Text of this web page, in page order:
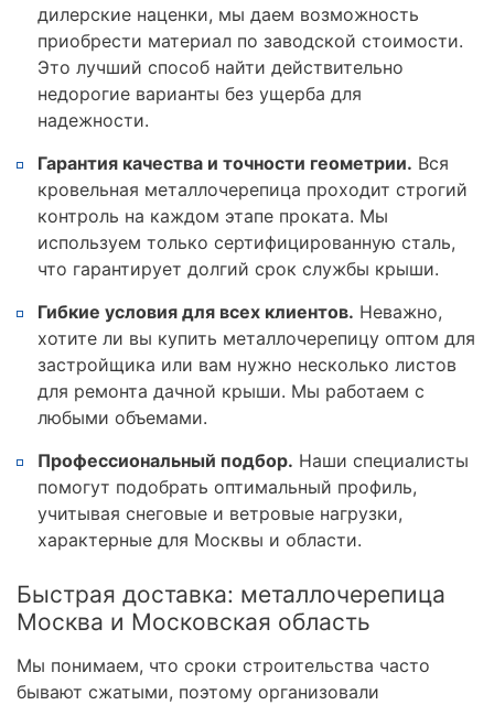
дилерские наценки, мы даем возможность
приобрести материал по заводской стоимости.
Это лучший способ найти действительно
недорогие варианты без ущерба для
надежности.
Гарантия качества и точности геометрии. Вся
кровельная металлочерепица проходит строгий
контроль на каждом этапе проката. Мы
используем только сертифицированную сталь,
что гарантирует долгий срок службы крыши.
Гибкие условия для всех клиентов. Неважно,
хотите ли вы купить металлочерепицу оптом для
застройщика или вам нужно несколько листов
для ремонта дачной крыши. Мы работаем с
любыми объемами.
Профессиональный подбор. Наши специалисты
помогут подобрать оптимальный профиль,
учитывая снеговые и ветровые нагрузки,
характерные для Москвы и области.
Быстрая доставка: металлочерепица
Москва и Московская область
Мы понимаем, что сроки строительства часто
бывают сжатыми, поэтому организовали